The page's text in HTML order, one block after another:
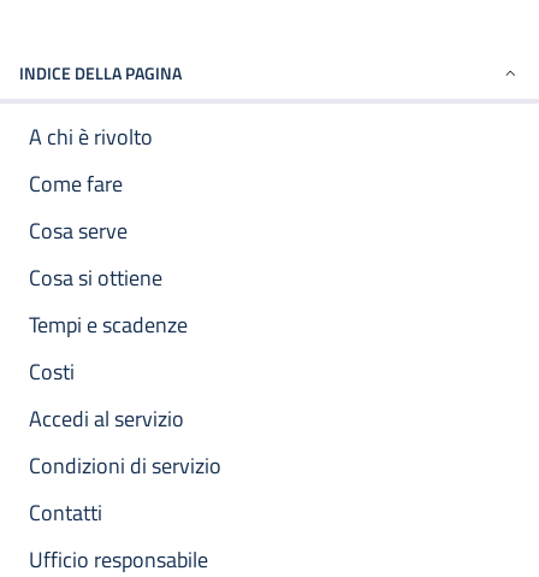
INDICE DELLA PAGINA
A chi è rivolto
Come fare
Cosa serve
Cosa si ottiene
Tempi e scadenze
Costi
Accedi al servizio
Condizioni di servizio
Contatti
Ufficio responsabile